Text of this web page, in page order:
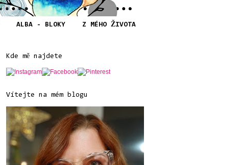
ALBA - BLOKY Z MÉHO ŽIVOTA
Kde mě najdete
Vítejte na mém blogu